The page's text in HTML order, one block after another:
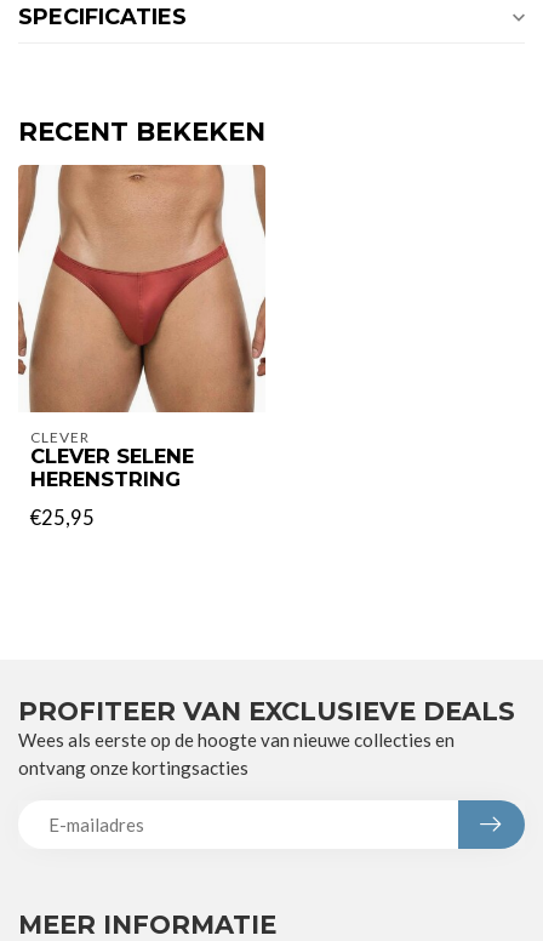
SPECIFICATIES
RECENT BEKEKEN
CLEVER
CLEVER SELENE
HERENSTRING
€25,95
MEER INFORMATIE
PROFITEER VAN EXCLUSIEVE DEALS
Wees als eerste op de hoogte van nieuwe collecties en
ontvang onze kortingsacties